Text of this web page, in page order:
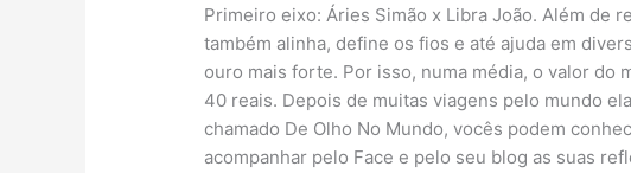
Primeiro eixo: Áries Simão x Libra João. Além de
também alinha, define os fios e até ajuda em
ouro mais forte. Por isso, numa média, o valor do
40 reais. Depois de muitas viagens pelo mundo
chamado De Olho No Mundo, vocês podem
acompanhar pelo Face e pelo seu blog as suas